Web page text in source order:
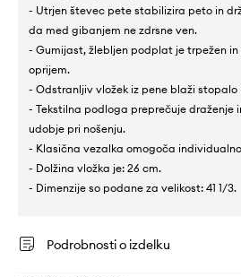
- Utrjen števec pete stabilizira peto in
da med gibanjem ne zdrsne ven.
- Gumijast, žlebljen podplat je trpežen
oprijem.
- Odstranljiv vložek iz pene blaži
- Tekstilna podloga preprečuje draženje
udobje pri nošenju.
- Klasična vezalka omogoča
- Dolžina vložka je: 26 cm.
- Dimenzije so podane za velikost: 41 1/3.
Podrobnosti o izdelku